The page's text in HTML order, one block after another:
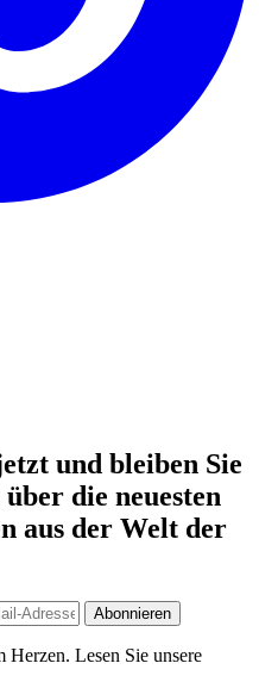
und bleiben Sie
die neuesten
aus der Welt der
Abonnieren
Herzen. Lesen Sie unsere